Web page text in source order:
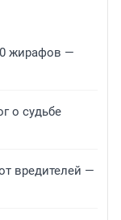
жирафов —
о судьбе
вредителей —